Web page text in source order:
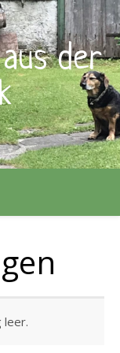
der
leer.